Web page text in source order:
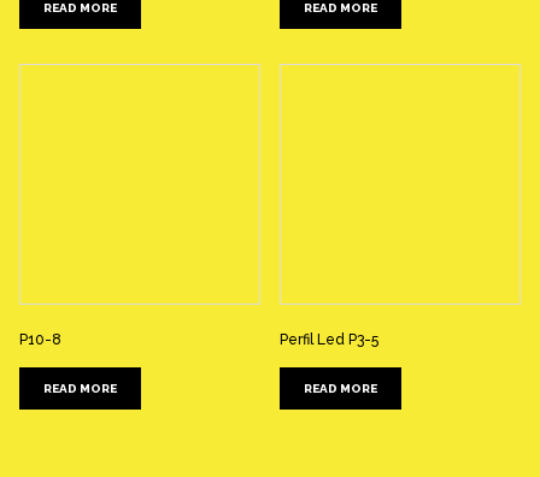
READ MORE READ MORE
P10-8
READ MORE
Perfil Led P3-5
READ MORE